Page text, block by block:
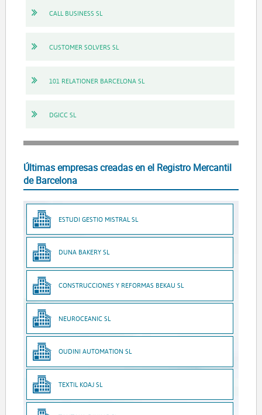
CALL BUSINESS SL
CUSTOMER SOLVERS SL
101 RELATIONER BARCELONA SL
DGICC SL
Últimas empresas creadas en el Registro Mercantil
de Barcelona
ESTUDI GESTIO MISTRAL SL
DUNA BAKERY SL
CONSTRUCCIONES Y REFORMAS BEKAU SL
NEUROCEANIC SL
OUDINI AUTOMATION SL
TEXTIL KOAJ SL